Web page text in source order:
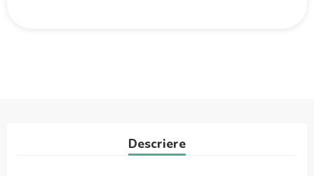
Descriere